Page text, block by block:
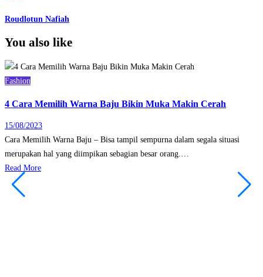
Roudlotun Nafiah
You also like
Fashion
4 Cara Memilih Warna Baju Bikin Muka Makin Cerah
15/08/2023
Cara Memilih Warna Baju – Bisa tampil sempurna dalam segala situasi
merupakan hal yang diimpikan sebagian besar orang.…
Read More